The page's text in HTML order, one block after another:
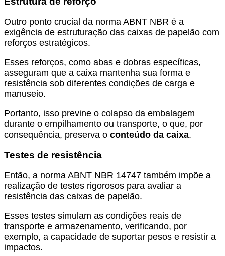
Outro ponto crucial da norma ABNT NBR é a
exigência de estruturação das caixas de papelão com
reforços estratégicos.
Esses reforços, como abas e dobras específicas,
asseguram que a caixa mantenha sua forma e
resistência sob diferentes condições de carga e
manuseio.
Portanto, isso previne o colapso da embalagem
durante o empilhamento ou transporte, o que, por
consequência, preserva o conteúdo da caixa.
Testes de resistência
Então, a norma ABNT NBR 14747 também impõe a
realização de testes rigorosos para avaliar a
resistência das caixas de papelão.
Esses testes simulam as condições reais de
transporte e armazenamento, verificando, por
exemplo, a capacidade de suportar pesos e resistir a
impactos.